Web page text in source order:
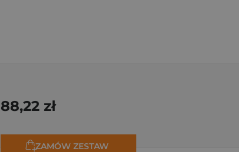
88,22 zł
ZAMÓW ZESTAW